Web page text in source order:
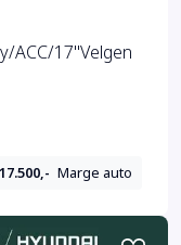
ACC/17''Velgen
Marge auto